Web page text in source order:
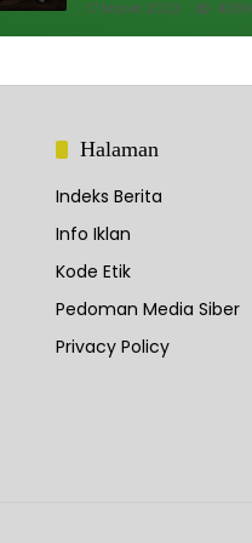
Microsoft
17 Maret 2023 4089
Halaman
Indeks Berita
Info Iklan
Kode Etik
Pedoman Media Siber
Privacy Policy